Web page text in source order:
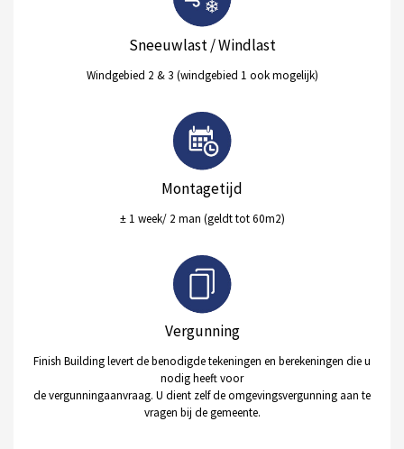
Sneeuwlast / Windlast
Windgebied 2 & 3 (windgebied 1 ook mogelijk)
Montagetijd
± 1 week/ 2 man (geldt tot 60m2)
Vergunning
Finish Building levert de benodigde tekeningen en berekeningen die u
nodig heeft voor
de vergunningaanvraag. U dient zelf de omgevingsvergunning aan te
vragen bij de gemeente.